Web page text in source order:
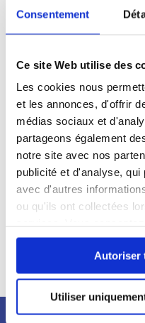
Consentement
Ce site Web utilise des
Les cookies nous
et les annonces, d'offrir
médias sociaux et
partageons également
notre site avec nos
publicité et d'analyse,
avec d'autres
ou qu'ils ont collectées
continuez à utiliser notre
Autoriser
Utiliser
Qualifications et
Profil recherché :
Expérience :
de